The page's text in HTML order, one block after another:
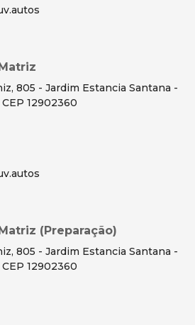
805 - Jardim Estancia Santana -
12902360
(Preparação)
805 - Jardim Estancia Santana -
12902360